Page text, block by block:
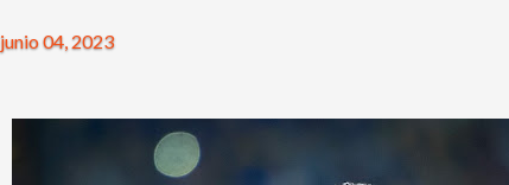
junio 04, 2023